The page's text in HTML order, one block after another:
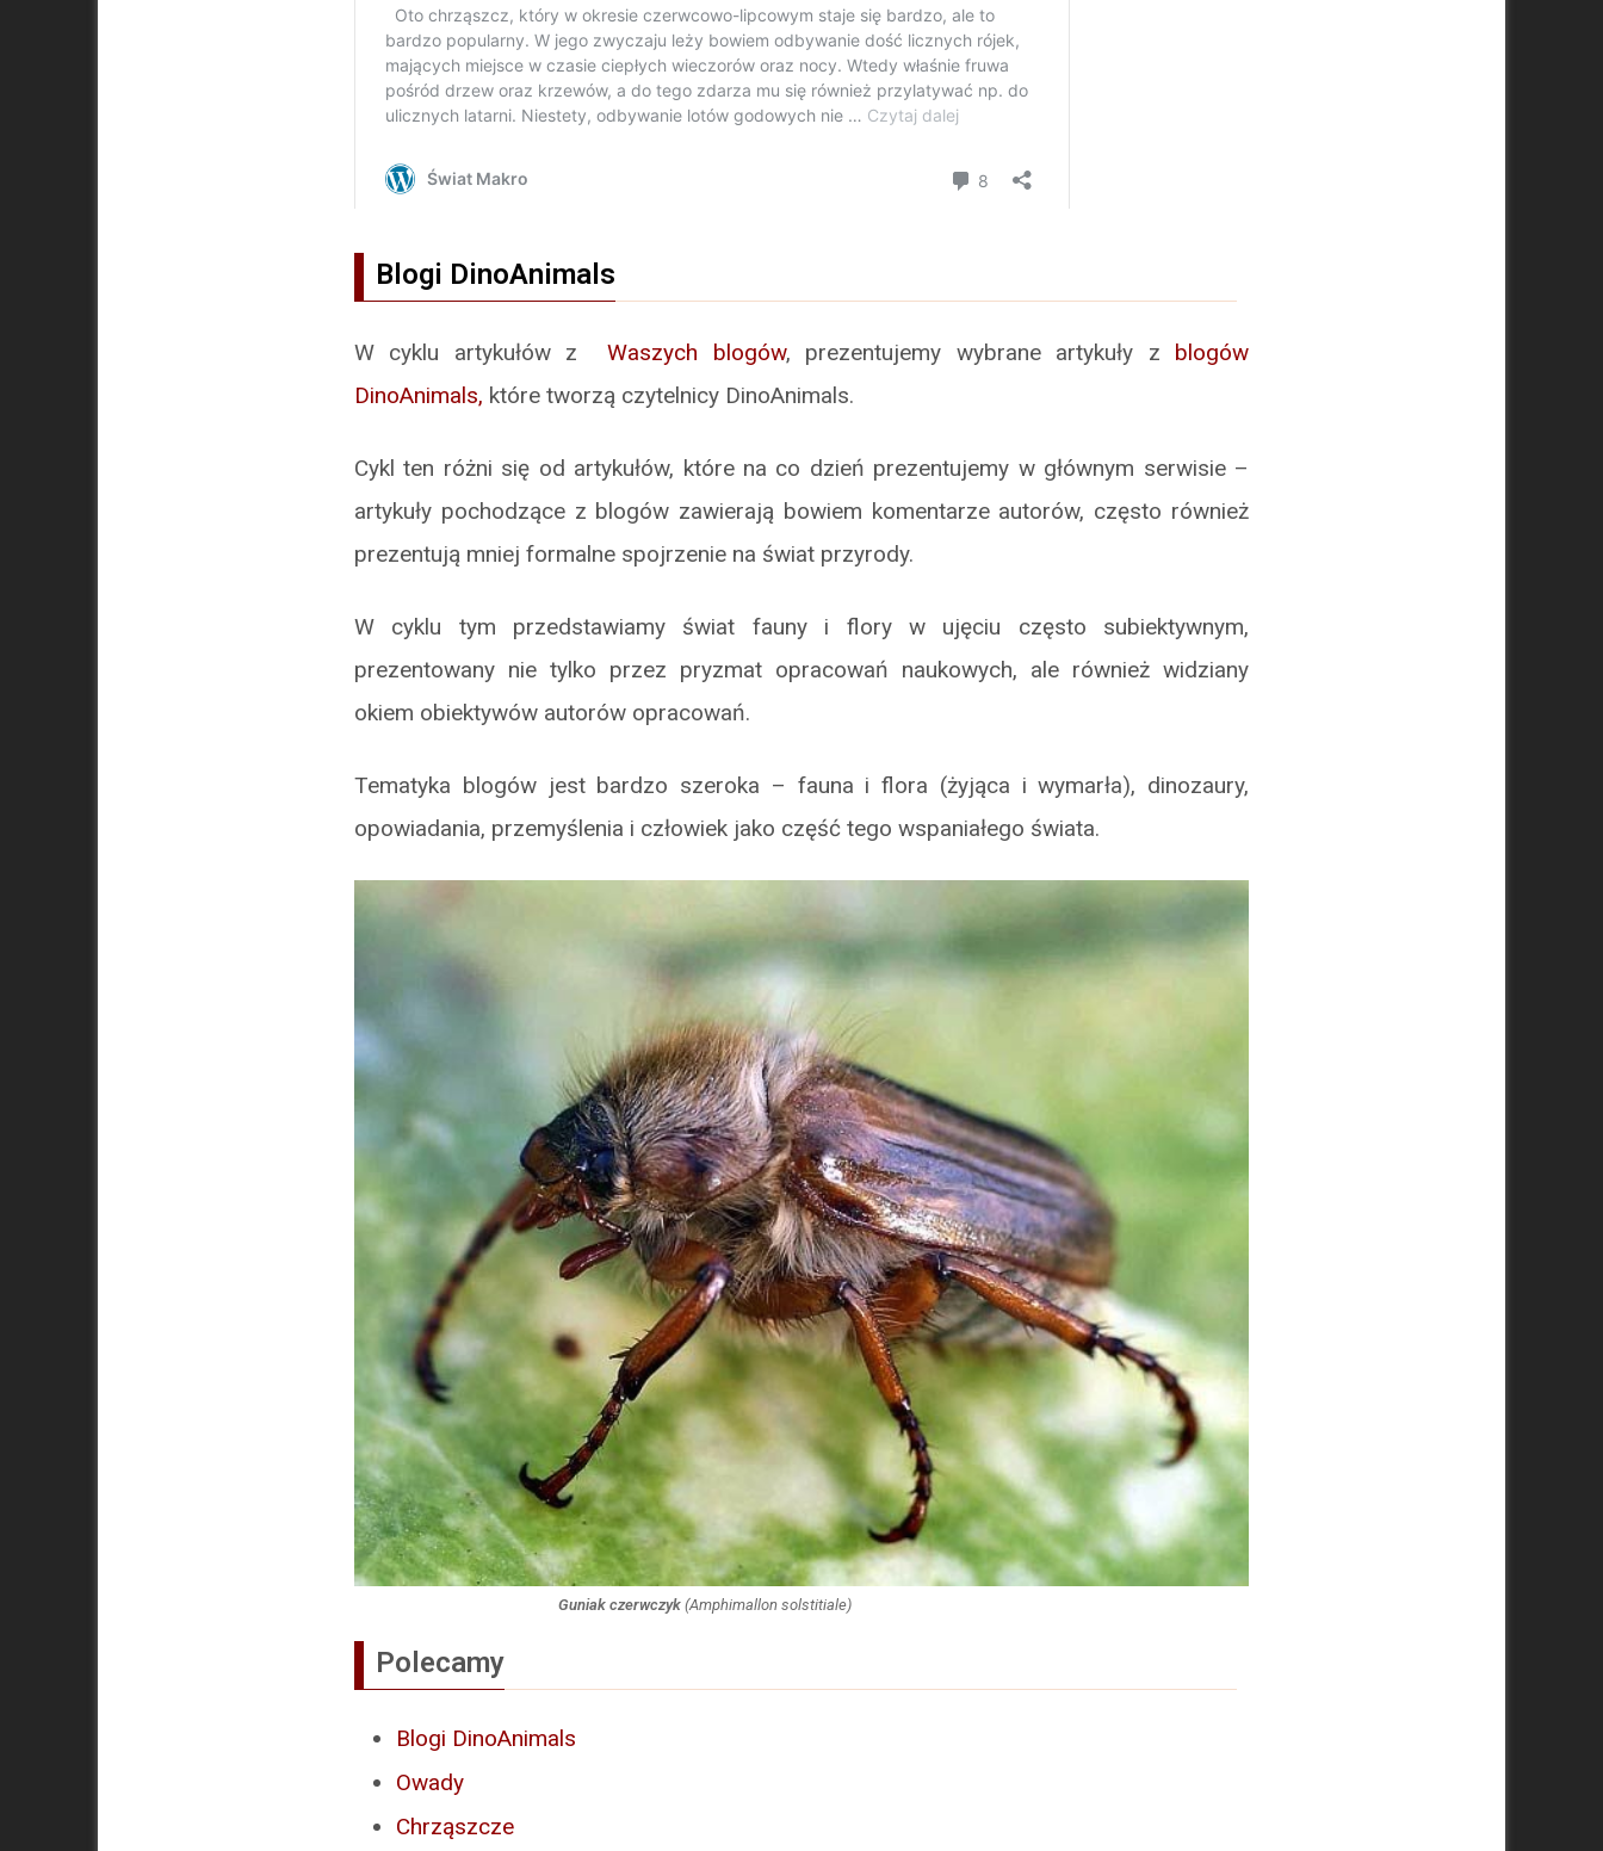
Blogi DinoAnimals
W cyklu artykułów zWaszych blogów, prezentujemy wybrane artykuły z blogów
DinoAnimals, które tworzą czytelnicy DinoAnimals.
Cykl ten różni się od artykułów, które na co dzień prezentujemy w głównym serwisie –
artykuły pochodzące z blogów zawierają bowiem komentarze autorów, często również
prezentują mniej formalne spojrzenie na świat przyrody.
W cyklu tym przedstawiamy świat fauny i flory w ujęciu często subiektywnym,
prezentowany nie tylko przez pryzmat opracowań naukowych, ale również widziany
okiem obiektywów autorów opracowań.
Tematyka blogów jest bardzo szeroka – fauna i flora (żyjąca i wymarła), dinozaury,
opowiadania, przemyślenia i człowiek jako część tego wspaniałego świata.
Guniak czerwczyk (Amphimallon solstitiale)
Polecamy
Blogi DinoAnimals
Owady
Chrząszcze